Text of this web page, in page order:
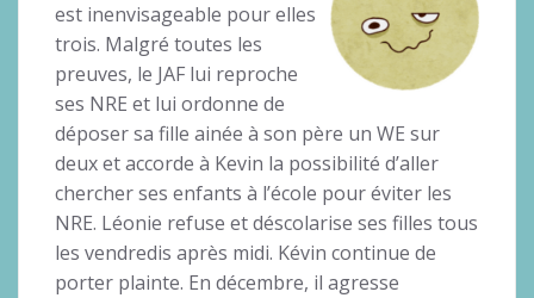
est inenvisageable pour elles
trois. Malgré toutes les
preuves, le JAF lui reproche
ses NRE et lui ordonne de
déposer sa fille ainée à son père un WE sur
deux et accorde à Kevin la possibilité d’aller
chercher ses enfants à l’école pour éviter les
NRE. Léonie refuse et déscolarise ses filles tous
les vendredis après midi. Kévin continue de
porter plainte. En décembre, il agresse